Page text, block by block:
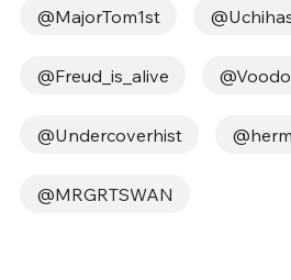
@MajorTom1st
@Freud_is_alive
@Undercoverhist
@MRGRTSWAN